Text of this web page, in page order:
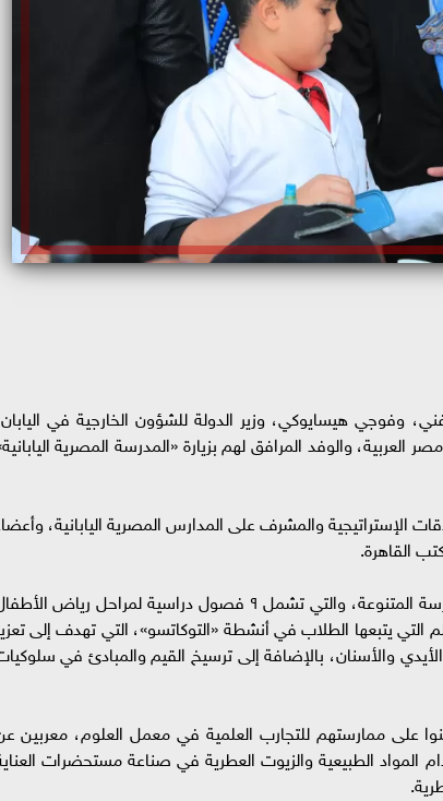
وفوجي هيسايوكي، وزير الدولة للشؤون الخارجية في
العربية، والوفد المرافق لهم بزيارة «المدرسة المصرية
الإستراتيجية والمشرف على المدارس المصرية اليابانية،
القاهرة.
وخلال الجولة، تفقد الوزيران والسفير الياباني مرافق المدرسة المتنوعة، والتي تشمل ٩ فصول دراسية لمراحل رياض
التي يتبعها الطلاب في أنشطة «التوكاتسو»، التي تهدف إلى
والأسنان، بالإضافة إلى ترسيخ القيم والمبادئ في
على ممارستهم للتجارب العلمية في معمل العلوم، معربين
المواد الطبيعية والزيوت العطرية في صناعة مستحضرات